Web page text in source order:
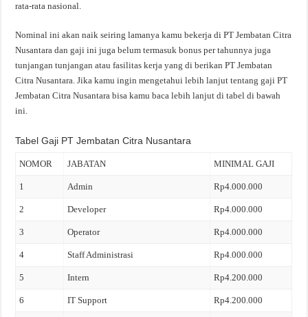
rata-rata nasional.
Nominal ini akan naik seiring lamanya kamu bekerja di PT Jembatan Citra
Nusantara dan gaji ini juga belum termasuk bonus per tahunnya juga
tunjangan tunjangan atau fasilitas kerja yang di berikan PT Jembatan
Citra Nusantara. Jika kamu ingin mengetahui lebih lanjut tentang gaji PT
Jembatan Citra Nusantara bisa kamu baca lebih lanjut di tabel di bawah
ini.
Tabel Gaji PT Jembatan Citra Nusantara
NOMOR JABATAN MINIMAL GAJI
1 Admin Rp4.000.000
2 Developer Rp4.000.000
3 Operator Rp4.000.000
4 Staff Administrasi Rp4.000.000
5 Intern Rp4.200.000
6 IT Support Rp4.200.000